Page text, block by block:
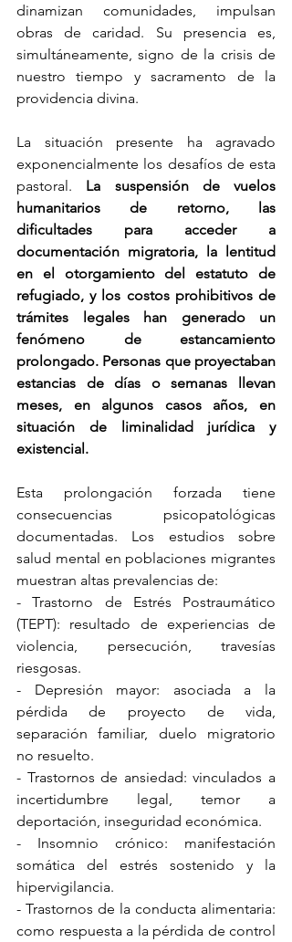
dinamizan comunidades, impulsan
obras de caridad. Su presencia es,
simultáneamente, signo de la crisis de
nuestro tiempo y sacramento de la
providencia divina.
La situación presente ha agravado
exponencialmente los desafíos de esta
pastoral. La suspensión de vuelos
humanitarios de retorno, las
dificultades para acceder a
documentación migratoria, la lentitud
en el otorgamiento del estatuto de
refugiado, y los costos prohibitivos de
trámites legales han generado un
fenómeno de estancamiento
prolongado. Personas que proyectaban
estancias de días o semanas llevan
meses, en algunos casos años, en
situación de liminalidad jurídica y
existencial.
Esta prolongación forzada tiene
consecuencias psicopatológicas
documentadas. Los estudios sobre
salud mental en poblaciones migrantes
muestran altas prevalencias de:
- Trastorno de Estrés Postraumático
(TEPT): resultado de experiencias de
violencia, persecución, travesías
riesgosas.
- Depresión mayor: asociada a la
pérdida de proyecto de vida,
separación familiar, duelo migratorio
no resuelto.
- Trastornos de ansiedad: vinculados a
incertidumbre legal, temor a
deportación, inseguridad económica.
- Insomnio crónico: manifestación
somática del estrés sostenido y la
hipervigilancia.
- Trastornos de la conducta alimentaria:
como respuesta a la pérdida de control